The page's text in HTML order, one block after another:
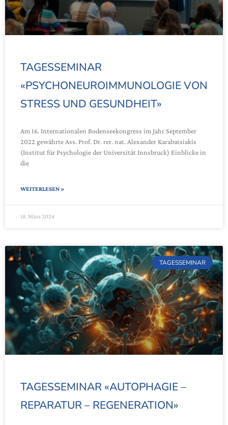
TAGESSEMINAR
«PSYCHONEUROIMMUNOLOGIE VON
STRESS UND GESUNDHEIT»
Am 16. Internationalen Bodenseekongress im Jahr September
2022 gewährte Ass. Prof. Dr. rer. nat. Alexander Karabatsiakis
(Institut für Psychologie der Universität Innsbruck) Einblicke in
die
WEITERLESEN »
18. März 2024
TAGESSEMINAR
TAGESSEMINAR «AUTOPHAGIE –
REPARATUR – REGENERATION»